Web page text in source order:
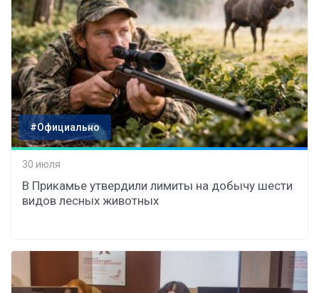
#Официально
30 июля
В Прикамье утвердили лимиты на добычу шести
видов лесных животных